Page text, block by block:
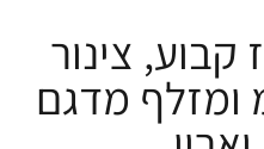
צינור
160 ס"מ ומזלף מדגם